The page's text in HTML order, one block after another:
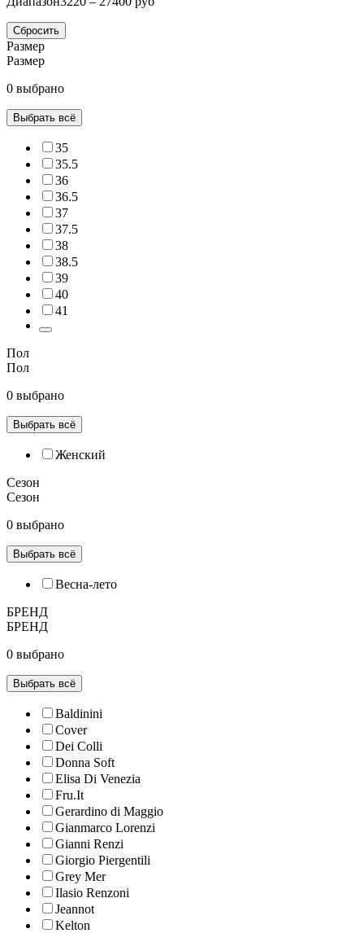
Сбросить
Размер
Размер
0 выбрано
Выбрать всё
35
35.5
36
36.5
37
37.5
38
38.5
39
40
41
Пол
Пол
0 выбрано
Выбрать всё
Женский
Сезон
Сезон
0 выбрано
Выбрать всё
Весна-лето
БРЕНД
БРЕНД
0 выбрано
Выбрать всё
Baldinini
Cover
Dei Colli
Donna Soft
Elisa Di Venezia
Fru.It
Gerardino di Maggio
Gianmarco Lorenzi
Gianni Renzi
Giorgio Piergentili
Grey Mer
Ilasio Renzoni
Jeannot
Kelton